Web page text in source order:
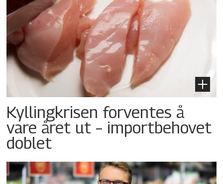
Kyllingkrisen forventes å
vare året ut – importbehovet
doblet